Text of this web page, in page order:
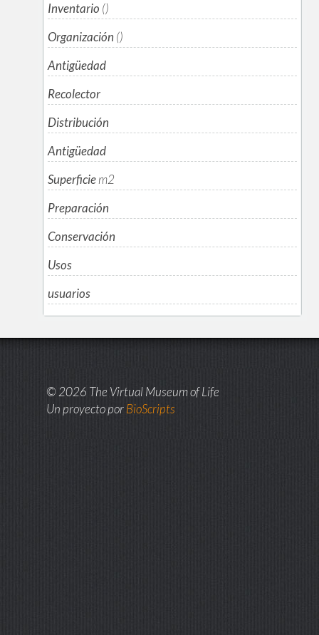
Inventario ()
Organización ()
Antigüedad
Recolector
Distribución
Antigüedad
Superficiem2
Preparación
Conservación
Usos
usuarios
© 2026 The Virtual Museum of Life
Un proyecto porBioScripts